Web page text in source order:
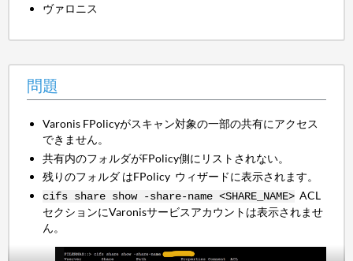
ヴァロニス
問題
Varonis FPolicyがスキャン対象の一部の共有にアクセス
できません。
共有内のフォルダがFPolicy側にリストされない。
残りのフォルダ はFPolicy ウィザードに表示されます。
cifs share show -share-name <SHARE_NAME> ACL
セクションにVaronisサービスアカウントは表示されませ
ん。